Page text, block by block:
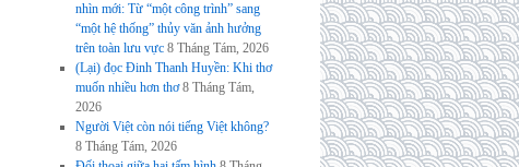
nhìn mới: Từ “một công trình” sang
“một hệ thống” thủy văn ảnh hưởng
trên toàn lưu vực 8 Tháng Tám, 2026
(Lại) đọc Đinh Thanh Huyền: Khi thơ
muốn nhiều hơn thơ 8 Tháng Tám,
2026
Người Việt còn nói tiếng Việt không?
8 Tháng Tám, 2026